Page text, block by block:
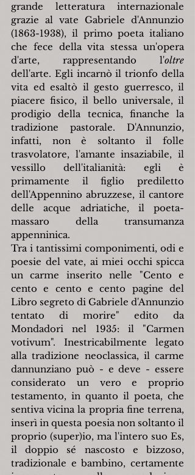
grande letteratura internazionale
grazie al vate Gabriele d'Annunzio
(1863-1938), il primo poeta italiano
che fece della vita stessa un'opera
d'arte, rappresentando l'oltre
dell'arte. Egli incarnò il trionfo della
vita ed esaltò il gesto guerresco, il
piacere fisico, il bello universale, il
prodigio della tecnica, finanche la
tradizione pastorale. D'Annunzio,
infatti, non è soltanto il folle
trasvolatore, l'amante insaziabile, il
vessillo dell'italianità: egli è
primamente il figlio prediletto
dell'Appennino abruzzese, il cantore
delle acque adriatiche, il poeta-
massaro della transumanza
appenninica.
Tra i tantissimi componimenti, odi e
poesie del vate, ai miei occhi spicca
un carme inserito nelle "Cento e
cento e cento e cento pagine del
Libro segreto di Gabriele d'Annunzio
tentato di morire" edito da
Mondadori nel 1935: il "Carmen
votivum". Inestricabilmente legato
alla tradizione neoclassica, il carme
dannunziano può - e deve - essere
considerato un vero e proprio
testamento, in quanto il poeta, che
sentiva vicina la propria fine terrena,
inserì in questa poesia non soltanto il
proprio (super)io, ma l'intero suo Es,
il doppio sé nascosto e bizzoso,
tradizionale e bambino, certamente